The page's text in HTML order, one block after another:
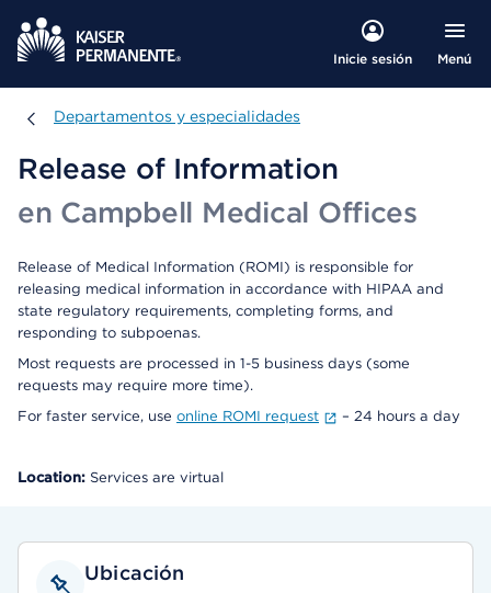
Inicie sesión Menú
Departamentos y especialidades
Departamentos y especialidades
Release of Information
en Campbell Medical Offices
Release of Medical Information (ROMI) is responsible for
releasing medical information in accordance with HIPAA and
state regulatory requirements, completing forms, and
responding to subpoenas.
Most requests are processed in 1-5 business days (some
requests may require more time).
For faster service, use online ROMI request – 24 hours a day
Location: Services are virtual
Ubicación